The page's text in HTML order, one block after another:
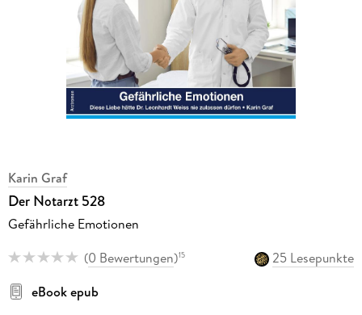
Karin Graf
Der Notarzt 528
Gefährliche Emotionen
(0 Bewertungen)15
25 Lesepunkte
eBook epub